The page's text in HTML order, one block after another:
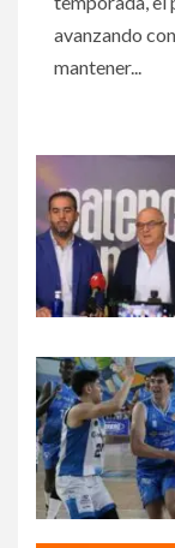
avanzando
mantener...